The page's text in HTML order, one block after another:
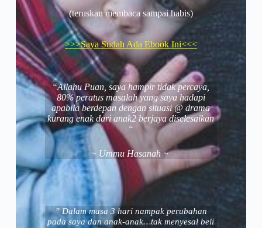
(teruskan membaca sampai habis)
>>>Saya Sudah Ada Ebook Ini<<<
“Allahu Puan, saya hampir tidak percaya,
80% peratus masalah yang saya hadapi
apabila berdepan dengan situasi @ drama
kurang enak dari anak2 berjaya diselesaikan
“
~ Ummu Hasanah ~
” Dalam masa 3 hari nampak perubahan
pada saya dan anak-anak…tak menyesal beli